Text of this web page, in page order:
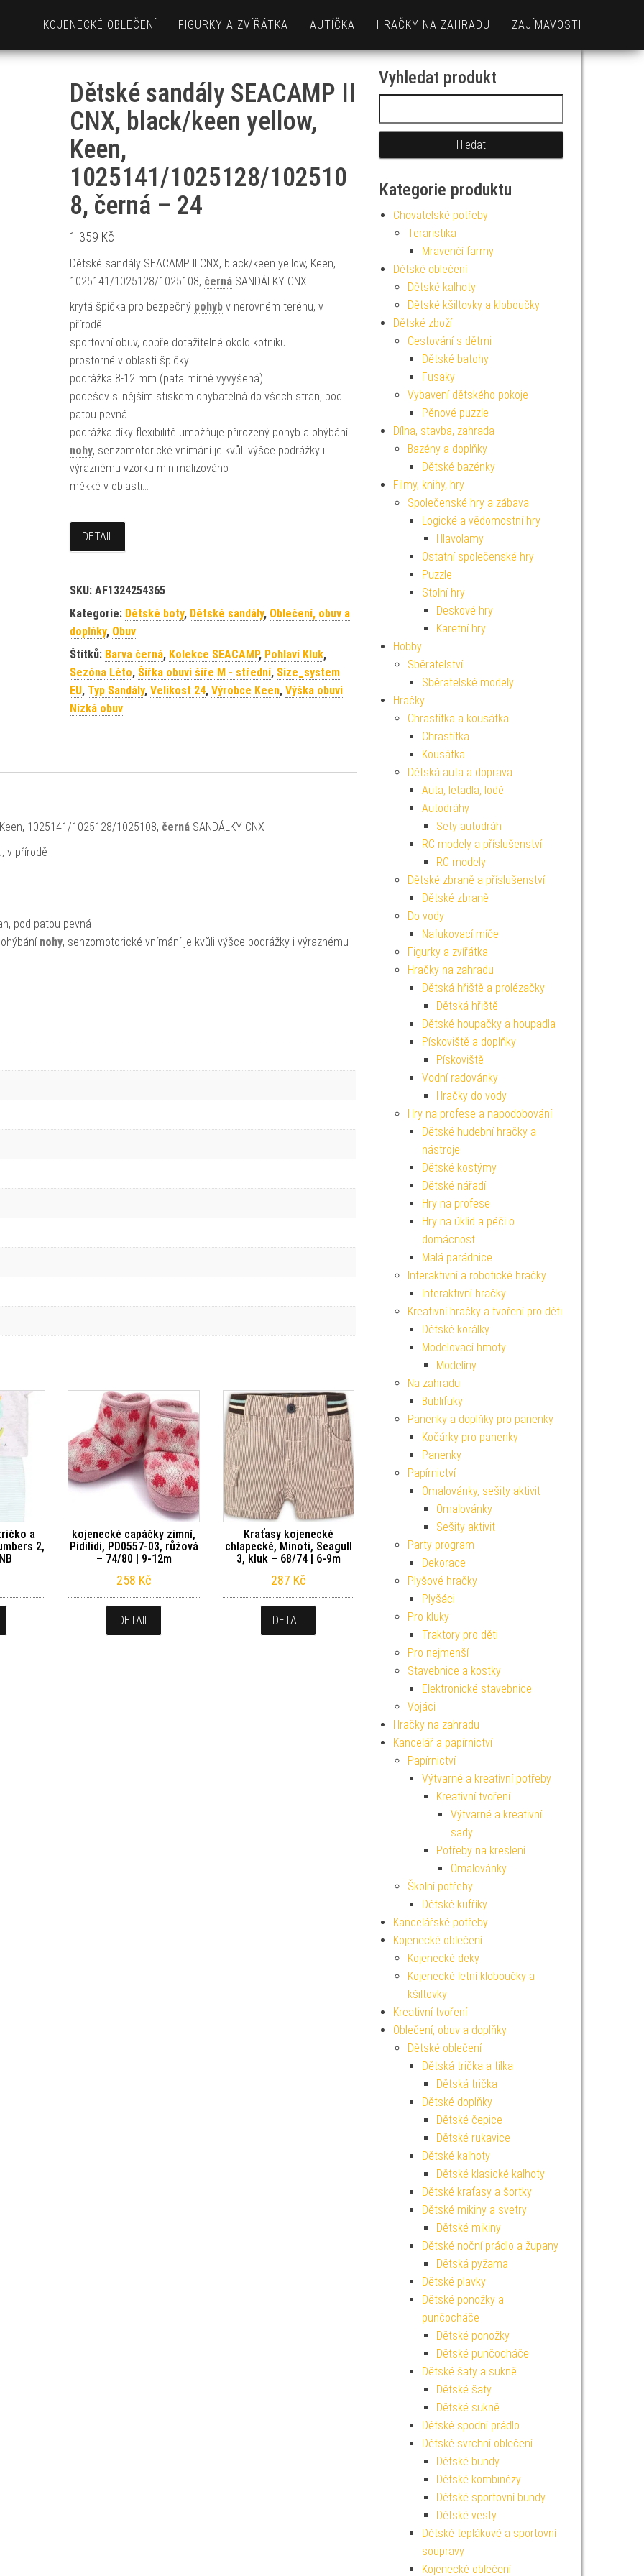
KOJENECKÉ OBLEČENÍ FIGURKY A ZVÍŘÁTKA AUTÍČKA HRAČKY NA ZAHRADU ZAJÍMAVOSTI
Dětské sandály SEACAMP II
CNX, black/keen yellow,
Keen,
1025141/1025128/102510
8, černá – 24
1 359 Kč
Dětské sandály SEACAMP II CNX, black/keen yellow, Keen,
1025141/1025128/1025108, černáSANDÁLKY CNX
krytá špička pro bezpečný pohybv nerovném terénu, v
přírodě
sportovní obuv, dobře dotažitelné okolo kotníku
prostorné v oblasti špičky
podrážka 8-12 mm (pata mírně vyvýšená)
podešev silnějším stiskem ohybatelná do všech stran, pod
patou pevná
podrážka díky flexibilitě umožňuje přirozený pohyb a ohýbání
nohy, senzomotorické vnímání je kvůli výšce podrážky i
výraznému vzorku minimalizováno
měkké v oblasti…
DETAIL
SKU: AF1324254365
Kategorie: Dětské boty, Dětské sandály, Oblečení, obuv a
doplňky, Obuv
Štítků: Barva černá, Kolekce SEACAMP, Pohlaví Kluk,
Sezóna Léto, Šířka obuvi šíře M - střední, Size_system
EU, Typ Sandály, Velikost 24, Výrobce Keen, Výška obuvi
Nízká obuv
1025141/1025128/1025108, černá SANDÁLKY CNX
v přírodě
pod patou pevná
nohy, senzomotorické vnímání je kvůli výšce podrážky i výraznému
a
2,
kojenecké capáčky zimní,
Pidilidi, PD0557-03, růžová
– 74/80 | 9-12m
258 Kč
DETAIL
Kraťasy kojenecké
chlapecké, Minoti, Seagull
3, kluk – 68/74 | 6-9m
287 Kč
DETAIL
Vyhledat produkt
Kategorie produktu
Chovatelské potřeby
Teraristika
Mravenčí farmy
Dětské oblečení
Dětské kalhoty
Dětské kšiltovky a kloboučky
Dětské zboží
Cestování s dětmi
Dětské batohy
Fusaky
Vybavení dětského pokoje
Pěnové puzzle
Dílna, stavba, zahrada
Bazény a doplňky
Dětské bazénky
Filmy, knihy, hry
Společenské hry a zábava
Logické a vědomostní hry
Hlavolamy
Ostatní společenské hry
Puzzle
Stolní hry
Deskové hry
Karetní hry
Hobby
Sběratelství
Sběratelské modely
Hračky
Chrastítka a kousátka
Chrastítka
Kousátka
Dětská auta a doprava
Auta, letadla, lodě
Autodráhy
Sety autodráh
RC modely a příslušenství
RC modely
Dětské zbraně a příslušenství
Dětské zbraně
Do vody
Nafukovací míče
Figurky a zvířátka
Hračky na zahradu
Dětská hřiště a prolézačky
Dětská hřiště
Dětské houpačky a houpadla
Pískoviště a doplňky
Pískoviště
Vodní radovánky
Hračky do vody
Hry na profese a napodobování
Dětské hudební hračky a
nástroje
Dětské kostýmy
Dětské nářadí
Hry na profese
Hry na úklid a péči o
domácnost
Malá parádnice
Interaktivní a robotické hračky
Interaktivní hračky
Kreativní hračky a tvoření pro děti
Dětské korálky
Modelovací hmoty
Modelíny
Na zahradu
Bublifuky
Panenky a doplňky pro panenky
Kočárky pro panenky
Panenky
Papírnictví
Omalovánky, sešity aktivit
Omalovánky
Sešity aktivit
Party program
Dekorace
Plyšové hračky
Plyšáci
Pro kluky
Traktory pro děti
Pro nejmenší
Stavebnice a kostky
Elektronické stavebnice
Vojáci
Hračky na zahradu
Kancelář a papírnictví
Papírnictví
Výtvarné a kreativní potřeby
Kreativní tvoření
Výtvarné a kreativní
sady
Potřeby na kreslení
Omalovánky
Školní potřeby
Dětské kufříky
Kancelářské potřeby
Kojenecké oblečení
Kojenecké deky
Kojenecké letní kloboučky a
kšiltovky
Kreativní tvoření
Oblečení, obuv a doplňky
Dětské oblečení
Dětská trička a tílka
Dětská trička
Dětské doplňky
Dětské čepice
Dětské rukavice
Dětské kalhoty
Dětské klasické kalhoty
Dětské kraťasy a šortky
Dětské mikiny a svetry
Dětské mikiny
Dětské noční prádlo a župany
Dětská pyžama
Dětské plavky
Dětské ponožky a
punčocháče
Dětské ponožky
Dětské punčocháče
Dětské šaty a sukně
Dětské šaty
Dětské sukně
Dětské spodní prádlo
Dětské svrchní oblečení
Dětské bundy
Dětské kombinézy
Dětské sportovní bundy
Dětské vesty
Dětské teplákové a sportovní
soupravy
Kojenecké oblečení